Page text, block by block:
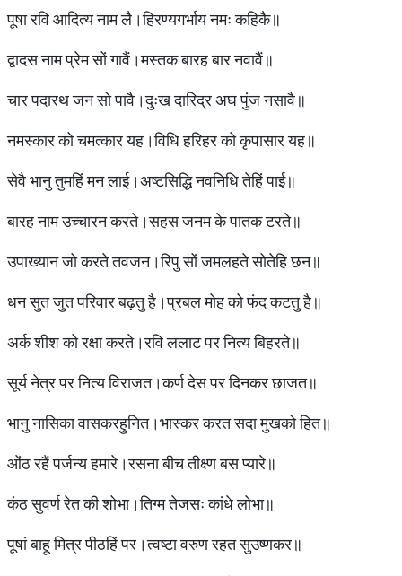
पूषा रवि आदित्य नाम लै।हिरण्यगर्भाय नमः कहिकै॥
द्वादस नाम प्रेम सों गावैं।मस्तक बारह बार नवावैं॥
चार पदारथ जन सो पावै।दुःख दारिद्र अघ पुंज नसावै॥
नमस्कार को चमत्कार यह।विधि हरिहर को कृपासार यह॥
सेवै भानु तुमहिं मन लाई।अष्टसिद्धि नवनिधि तेहिं पाई॥
बारह नाम उच्चारन करते।सहस जनम के पातक टरते॥
उपाख्यान जो करते तवजन।रिपु सों जमलहते सोतेहि छन॥
धन सुत जुत परिवार बढ़तु है।प्रबल मोह को फंद कटतु है॥
अर्क शीश को रक्षा करते।रवि ललाट पर नित्य बिहरते॥
सूर्य नेत्र पर नित्य विराजत।कर्ण देस पर दिनकर छाजत॥
भानु नासिका वासकरहुनित।भास्कर करत सदा मुखको हित॥
ओंठ रहैं पर्जन्य हमारे।रसना बीच तीक्ष्ण बस प्यारे॥
कंठ सुवर्ण रेत की शोभा।तिग्म तेजसः कांधे लोभा॥
पूषां बाहू मित्र पीठहिं पर।त्वष्टा वरुण रहत सुउष्णकर॥